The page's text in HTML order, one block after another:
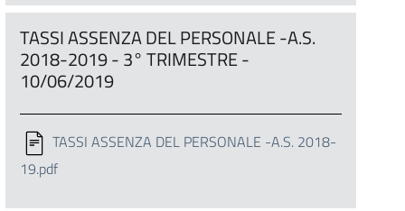
TASSI ASSENZA DEL PERSONALE -A.S.
2018-2019 - 3° TRIMESTRE -
10/06/2019
TASSI ASSENZA DEL PERSONALE -A.S. 2018-
19.pdf